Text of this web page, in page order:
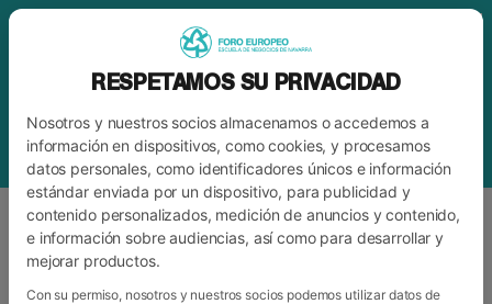
ETIQUETALA MUDITA BURGER STUDIO
RESPETAMOS SU PRIVACIDAD
Nosotros y nuestros socios almacenamos o accedemos a
información en dispositivos, como cookies, y procesamos
datos personales, como identificadores únicos e información
estándar enviada por un dispositivo, para publicidad y
contenido personalizados, medición de anuncios y contenido,
e información sobre audiencias, así como para desarrollar y
mejorar productos.
Con su permiso, nosotros y nuestros socios podemos utilizar datos de